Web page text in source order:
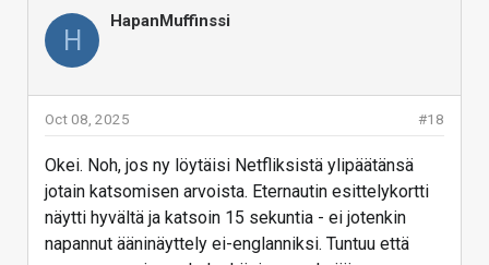
Netflix käytti AI:ta efekteissä rahan säästämiseen:
The streaming giant's co-chief executive Ted
scene of a building collapsing in the Argentine
science fiction show, The Eternaut.
He said the technology allowed the production
team to complete sequences faster and at a
lower cost.
H
HapanMuffinssi
#18
Oct 08, 2025
Okei. Noh, jos ny löytäisi Netfliksistä ylipäätänsä
jotain katsomisen arvoista. Eternautin esittelykortti
näytti hyvältä ja katsoin 15 sekuntia - ei jotenkin
napannut ääninäyttely ei-englanniksi. Tuntuu että